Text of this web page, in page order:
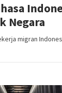
Negara
migran